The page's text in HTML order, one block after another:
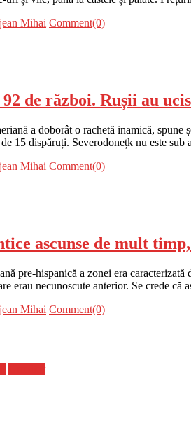
Mihai Comment(0)
de război. Rușii au
a doborât o rachetă inamică,
15 dispăruți. Severodonețk nu este
Mihai Comment(0)
ascunse de mult
pre-hispanică a zonei era
erau necunoscute anterior. Se crede
Mihai Comment(0)